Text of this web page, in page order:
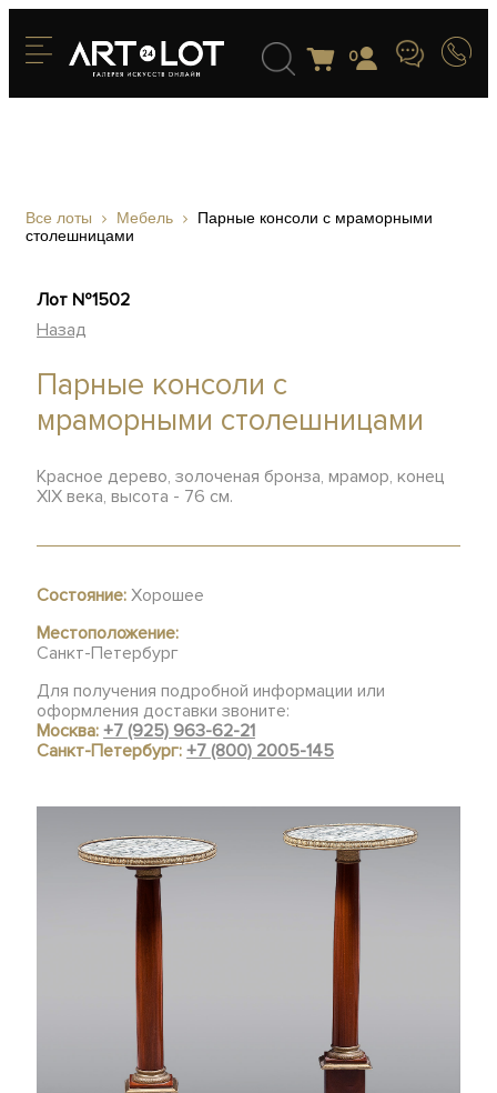
0
Все лоты Мебель
Парные консоли с мраморными
столешницами
Лот №1502
Назад
Парные консоли с
мраморными столешницами
Красное дерево, золоченая бронза, мрамор, конец
XIX века, высота - 76 см.
Состояние: Хорошее
Местоположение:
Санкт-Петербург
Для получения подробной информации или
оформления доставки звоните:
Москва:+7 (925) 963-62-21
Санкт-Петербург:+7 (800) 2005-145